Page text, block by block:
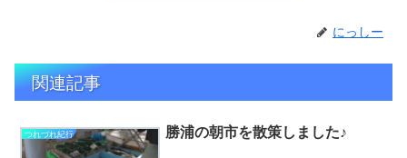
にっしー
関連記事
つれづれ紀行 勝浦の朝市を散策しました♪